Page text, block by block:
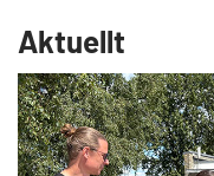
Aktuellt